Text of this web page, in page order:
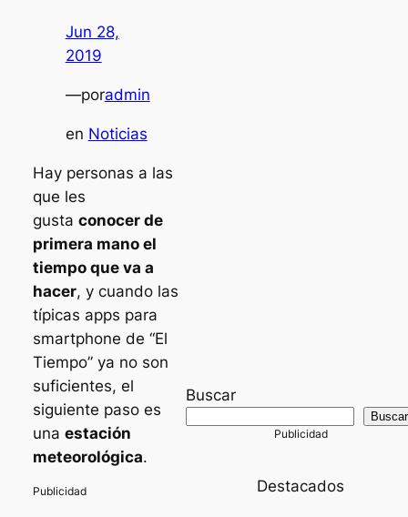
Jun 28,
2019
—poradmin
en Noticias
Hay personas a las
que les
gusta conocer de
primera mano el
tiempo que va a
hacer, y cuando las
típicas apps para
smartphone de “El
Tiempo” ya no son
suficientes, el
siguiente paso es
una estación
meteorológica.
Buscar
Buscar
Destacados